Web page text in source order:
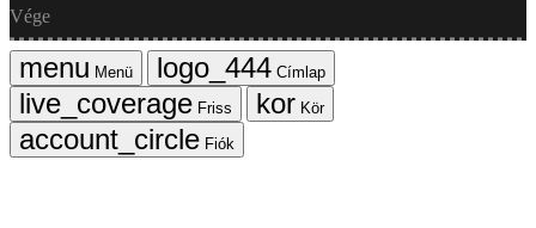
Vége
Menü
Címlap
Friss
Kör
Fiók